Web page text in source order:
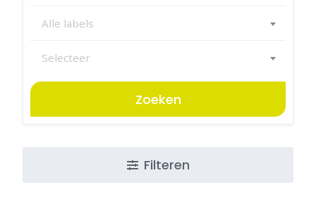
Alle labels
Selecteer
Zoeken
Filteren